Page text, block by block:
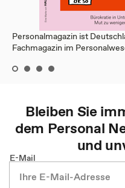
Personalmagazin ist
Fachmagazin im
Bleiben Sie
dem Personal
und
E-Mail